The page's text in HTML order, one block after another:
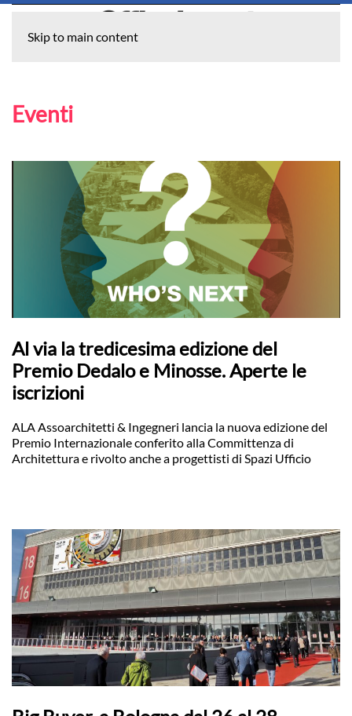
Skip to main content
Eventi
Al via la tredicesima edizione del
Premio Dedalo e Minosse. Aperte le
iscrizioni
ALA Assoarchitetti & Ingegneri lancia la nuova edizione del
Premio Internazionale conferito alla Committenza di
Architettura e rivolto anche a progettisti di Spazi Ufficio